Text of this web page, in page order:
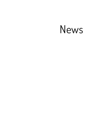
News